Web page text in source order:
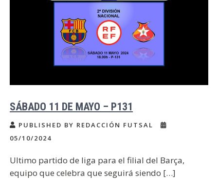
SÁBADO 11 DE MAYO – P131
PUBLISHED BY REDACCIÓN FUTSAL
05/10/2024
Ultimo partido de liga para el filial del Barça,
equipo que celebra que seguirá siendo […]